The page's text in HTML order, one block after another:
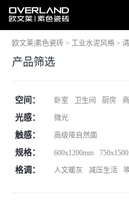
欧文莱|素色瓷砖 > 工业水泥风格 >
产品筛选
空间： 卧室 卫生间 厨房
光感： 微光
触感： 高级哑自然面
规格： 600x1200mm
格调： 人文暖灰 减压生活